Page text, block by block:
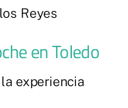
Reyes
en Toledo
experiencia